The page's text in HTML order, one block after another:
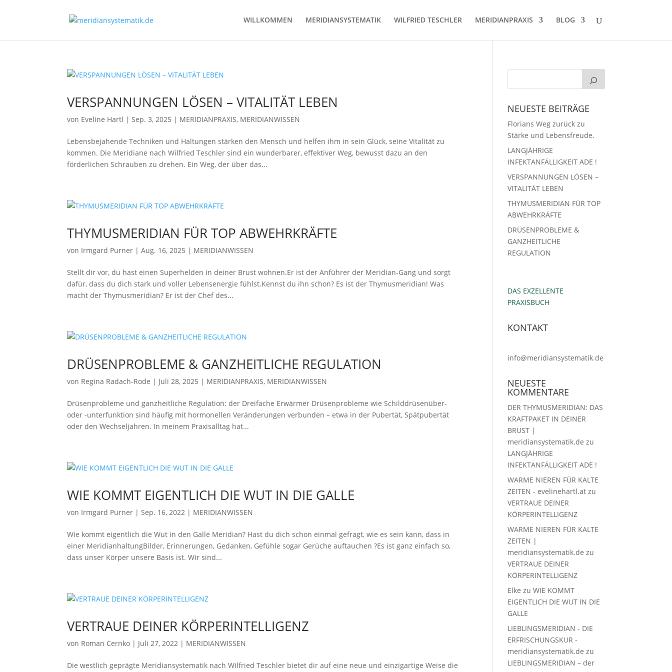
WILLKOMMEN MERIDIANSYSTEMATIK WILFRIED TESCHLER MERIDIANPRAXIS BLOG
VERSPANNUNGEN LÖSEN – VITALITÄT LEBEN
von Eveline Hartl |Sep. 3, 2025 | MERIDIANPRAXIS, MERIDIANWISSEN
Lebensbejahende Techniken und Haltungen stärken den Mensch und helfen ihm in sein Glück, seine Vitalität zu
kommen. Die Meridiane nach Wilfried Teschler sind ein wunderbarer, effektiver Weg, bewusst dazu an den
förderlichen Schrauben zu drehen. Ein Weg, der über das...
THYMUSMERIDIAN FÜR TOP ABWEHRKRÄFTE
von Irmgard Purner |Aug. 16, 2025 | MERIDIANWISSEN
Stellt dir vor, du hast einen Superhelden in deiner Brust wohnen.Er ist der Anführer der Meridian-Gang und sorgt
dafür, dass du dich stark und voller Lebensenergie fühlst.Kennst du ihn schon? Es ist der Thymusmeridian! Was
macht der Thymusmeridian? Er ist der Chef des...
DRÜSENPROBLEME & GANZHEITLICHE REGULATION
von Regina Radach-Rode | Juli 28, 2025 | MERIDIANPRAXIS, MERIDIANWISSEN
Drüsenprobleme und ganzheitliche Regulation: der Dreifache Erwärmer Drüsenprobleme wie Schilddrüsenüber-
oder -unterfunktion sind häufig mit hormonellen Veränderungen verbunden – etwa in der Pubertät, Spätpubertät
oder den Wechseljahren. In meinem Praxisalltag hat...
WIE KOMMT EIGENTLICH DIE WUT IN DIE GALLE
von Irmgard Purner |Sep. 16, 2022 | MERIDIANWISSEN
Wie kommt eigentlich die Wut in den Galle Meridian? Hast du dich schon einmal gefragt, wie es sein kann, dass in
einer MeridianhaltungBilder, Erinnerungen, Gedanken, Gefühle sogar Gerüche auftauchen ?Es ist ganz einfach so,
dass unser Körper unsere Basis ist. Wir sind...
VERTRAUE DEINER KÖRPERINTELLIGENZ
von Roman Cernko | Juli 27, 2022 | MERIDIANWISSEN
Die westlich geprägte Meridiansystematik nach Wilfried Teschler bietet dir auf eine neue und einzigartige Weise die
NEUESTE BEITRÄGE
Florians Weg zurück zu
Stärke und Lebensfreude.
LANGJÄHRIGE
INFEKTANFÄLLIGKEIT ADE !
VERSPANNUNGEN LÖSEN –
VITALITÄT LEBEN
THYMUSMERIDIAN FÜR TOP
ABWEHRKRÄFTE
DRÜSENPROBLEME &
GANZHEITLICHE
REGULATION
DAS EXZELLENTE
PRAXISBUCH
KONTAKT
info@meridiansystematik.de
NEUESTE
KOMMENTARE
DER THYMUSMERIDIAN: DAS
KRAFTPAKET IN DEINER
BRUST |
meridiansystematik.de zu
LANGJÄHRIGE
INFEKTANFÄLLIGKEIT ADE !
WARME NIEREN FÜR KALTE
ZEITEN - evelinehartl.at zu
VERTRAUE DEINER
KÖRPERINTELLIGENZ
WARME NIEREN FÜR KALTE
ZEITEN |
meridiansystematik.de zu
VERTRAUE DEINER
KÖRPERINTELLIGENZ
Elke zuWIE KOMMT
EIGENTLICH DIE WUT IN DIE
GALLE
LIEBLINGSMERIDIAN - DIE
ERFRISCHUNGSKUR -
meridiansystematik.de zu
LIEBLINGSMERIDIAN – der